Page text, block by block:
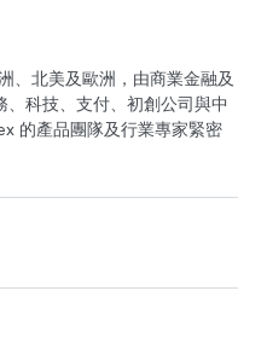
、北美及歐洲，由商業金融及
科技、支付、初創公司與中
的產品團隊及行業專家緊密